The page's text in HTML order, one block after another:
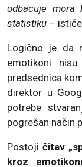
odbacuje
statistiku –
Logično je da
emotikoni
predsednica
direktor u
potrebe
pogrešan način
Postoji čitav
kroz